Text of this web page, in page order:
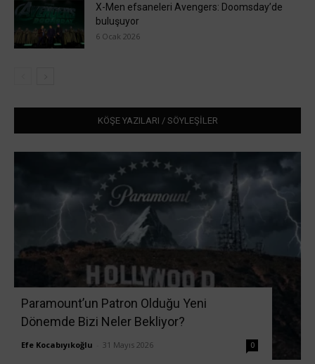
X-Men efsaneleri Avengers: Doomsday’de
buluşuyor
6 Ocak 2026
KÖŞE YAZILARI / SÖYLEŞİLER
Paramount’un Patron Olduğu Yeni
Dönemde Bizi Neler Bekliyor?
Efe Kocabıyıkoğlu 31 Mayıs 2026 0